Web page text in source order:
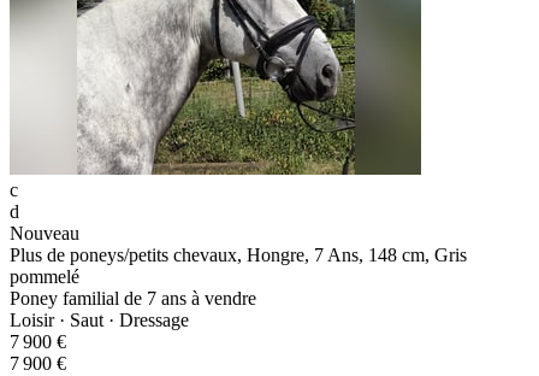
c
d
Nouveau
Plus de poneys/petits chevaux, Hongre, 7 Ans, 148 cm, Gris
pommelé
Poney familial de 7 ans à vendre
Loisir · Saut · Dressage
7 900 €
7 900 €